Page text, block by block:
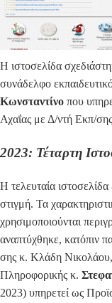
Η ιστοσελίδα
συνάδελφο
Κωνσταντίνο που
Αχαΐας με Δ/ντή Εκπ/
2023: Τέταρτη
Η τελευταία ιστοσελίδα
στιγμή. Τα
χρησιμοποιούνται
αναπτύχθηκε, κατόπιν
σης κ. Κλάδη Νικολάου,
Πληροφορικής κ.
2023) υπηρετεί ως